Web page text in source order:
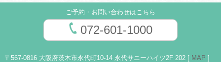
ご予約・お問い合わせはこちら
072-601-1000
〒567-0816 大阪府茨木市永代町10-14 永代サニーハイツ2F 202 [ MAP ]